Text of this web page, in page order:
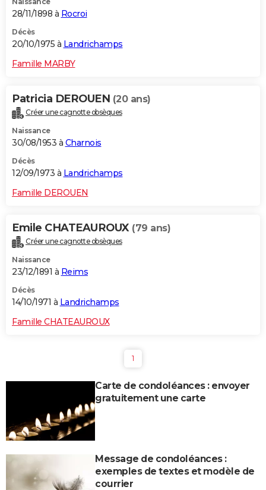
28/11/1898 à Rocroi
Décès
20/10/1975 à Landrichamps
Famille MARBY
Patricia DEROUEN (20 ans)
Créer une cagnotte obsèques
Naissance
30/08/1953 à Charnois
Décès
12/09/1973 à Landrichamps
Famille DEROUEN
Emile CHATEAUROUX (79 ans)
Créer une cagnotte obsèques
Naissance
23/12/1891 à Reims
Décès
14/10/1971 à Landrichamps
Famille CHATEAUROUX
1
Carte de condoléances : envoyer
gratuitement une carte
Message de condoléances :
exemples de textes et modèle de
courrier